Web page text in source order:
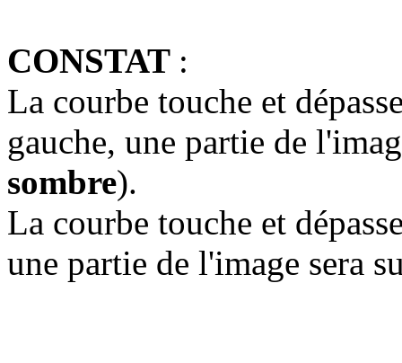
CONSTAT :
La courbe touche et
gauche, une partie de
sombre).
La courbe touche et
une partie de l'image sera